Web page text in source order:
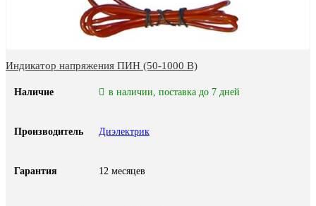
Индикатор напряжения ПИН (50-1000 В)
Наличие в наличии, поставка до 7 дней
Производитель Диэлектрик
Гарантия 12 месяцев